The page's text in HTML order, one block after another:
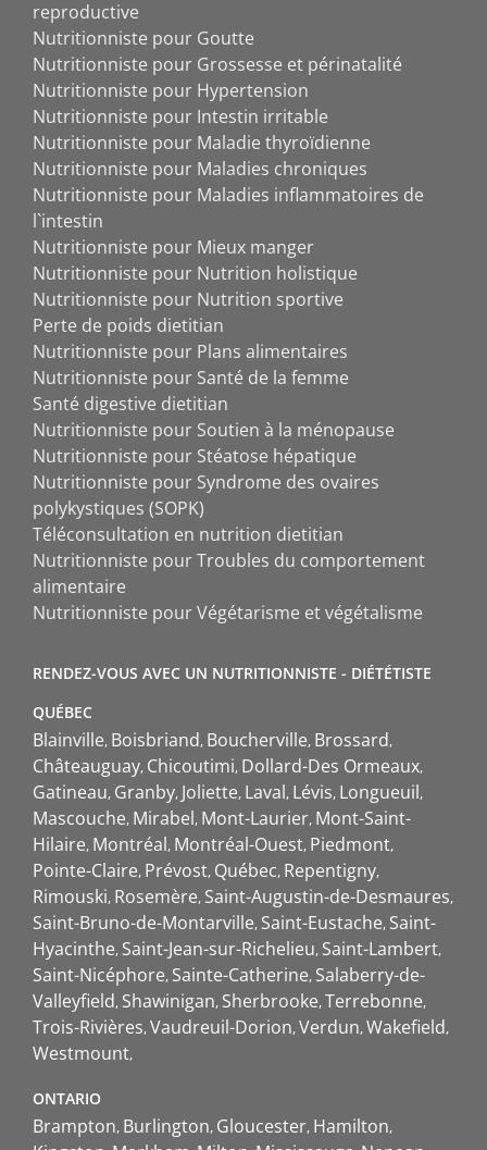
reproductive
Nutritionniste pour Goutte
Nutritionniste pour Grossesse et périnatalité
Nutritionniste pour Hypertension
Nutritionniste pour Intestin irritable
Nutritionniste pour Maladie thyroïdienne
Nutritionniste pour Maladies chroniques
Nutritionniste pour Maladies inflammatoires de
l`intestin
Nutritionniste pour Mieux manger
Nutritionniste pour Nutrition holistique
Nutritionniste pour Nutrition sportive
Perte de poids dietitian
Nutritionniste pour Plans alimentaires
Nutritionniste pour Santé de la femme
Santé digestive dietitian
Nutritionniste pour Soutien à la ménopause
Nutritionniste pour Stéatose hépatique
Nutritionniste pour Syndrome des ovaires
polykystiques (SOPK)
Téléconsultation en nutrition dietitian
Nutritionniste pour Troubles du comportement
alimentaire
Nutritionniste pour Végétarisme et végétalisme
RENDEZ-VOUS AVEC UN NUTRITIONNISTE - DIÉTÉTISTE
QUÉBEC
Blainville Boisbriand Boucherville Brossard
Châteauguay Chicoutimi Dollard-Des Ormeaux
Gatineau Granby Joliette Laval Lévis Longueuil
Mascouche Mirabel Mont-Laurier Mont-Saint-
Hilaire Montréal Montréal-Ouest Piedmont
Pointe-Claire Prévost Québec Repentigny
Rimouski Rosemère Saint-Augustin-de-Desmaures
Saint-Bruno-de-Montarville Saint-Eustache Saint-
Hyacinthe Saint-Jean-sur-Richelieu Saint-Lambert
Saint-Nicéphore Sainte-Catherine Salaberry-de-
Valleyfield Shawinigan Sherbrooke Terrebonne
Trois-Rivières Vaudreuil-Dorion Verdun Wakefield
Westmount
ONTARIO
Brampton Burlington Gloucester Hamilton